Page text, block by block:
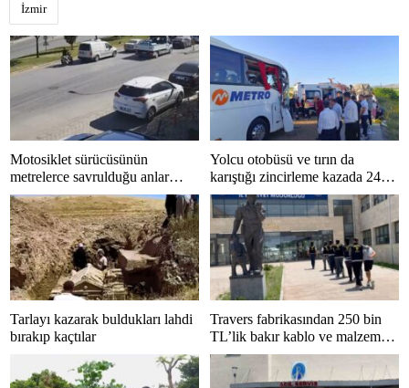
İzmir
Motosiklet sürücüsünün
metrelerce savrulduğu anlar
güvenlik kamerasında
Yolcu otobüsü ve tırın da
karıştığı zincirleme kazada 24
kişi yaralandı
Tarlayı kazarak buldukları lahdi
bırakıp kaçtılar
Travers fabrikasından 250 bin
TL’lik bakır kablo ve malzeme
çalan 5 kişi tutuklandı